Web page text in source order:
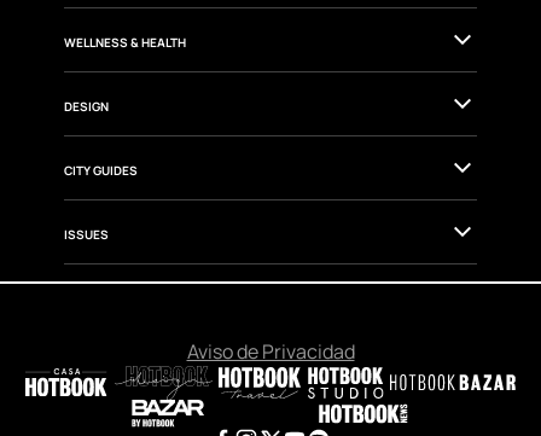
WELLNESS & HEALTH
DESIGN
CITY GUIDES
ISSUES
Aviso de Privacidad